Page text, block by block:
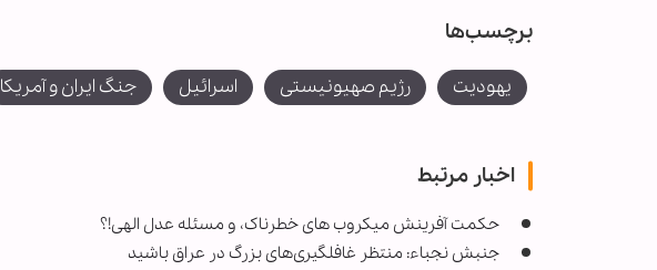
برچسب‌ها
یهودیت رژیم صهیونیستی اسرائیل جنگ ایران و آمریکا
اخبار مرتبط
حکمت آفرینش میکروب های خطرناک، و مسئله عدل الهی!؟
جنبش نجباء: منتظر غافلگیری‌های بزرگ در عراق باشید